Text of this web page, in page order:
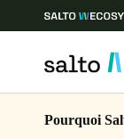
Sélectionnez
Pourquoi